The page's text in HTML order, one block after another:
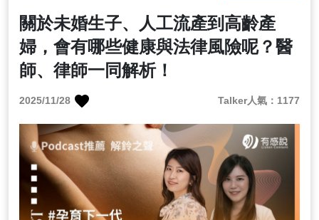
關於未婚生子、人工流產到高齡產
婦，會有哪些健康與法律風險呢？醫
師、律師一同解析！
2025/11/28 Talker人氣：1177